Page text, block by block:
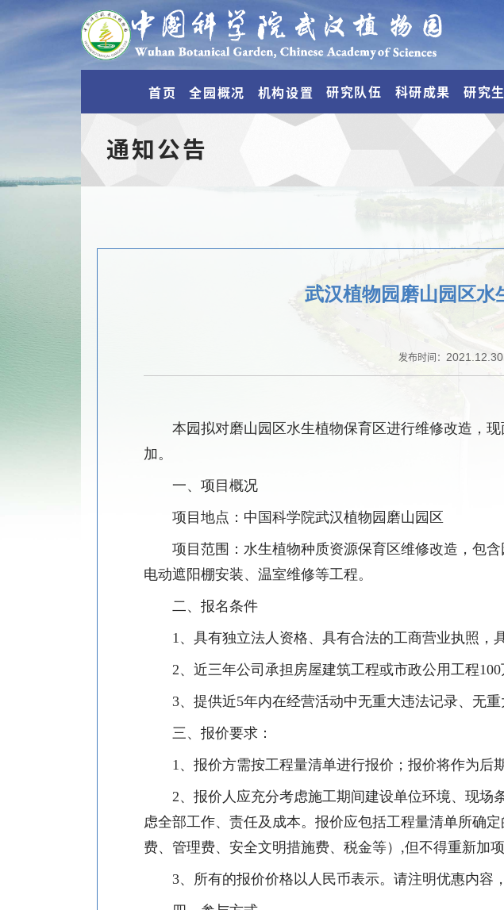
首页 全园概况 机构设置 研究队伍 科研成果 研究
通知公告
武汉植物园磨山园区水
发布时间： 2021.12.30
本园拟对磨山园区水生植物保育区进行维修改造，
加。
一、 项目概况
项目地点：中国科学院武汉植物园磨山园区
项目范围：水生植物种质资源保育区维修改造，包含
电动遮阳棚安装、 温室维修等工程。
二、报名条件
1 、具有独立法人资格、具有合法的工商营业执照，
2、近三年公司承担房屋建筑工程或市政公用工程100
3、提供近5年内在经营活动中无重大违法记录、无
三、报价要求：
1 、报价方需按工程量清单进行报价；报价将作为后
2、 报价人应充分考虑施工期间建设单位环境、现场
虑全部工作、责任及成本。报价应包括工程量清单所确
费、管理费、安全文明措施费、税金等） ,但不得重新加
3、所有的报价价格以人民币表示。请注明优惠内容